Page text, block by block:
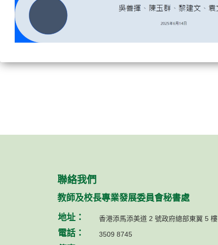
聯絡我們
教師及校長專業發展委員會秘書處
地址：
香港添馬添美道 2 號政府總部東翼 5 樓
電話： 3509 8745